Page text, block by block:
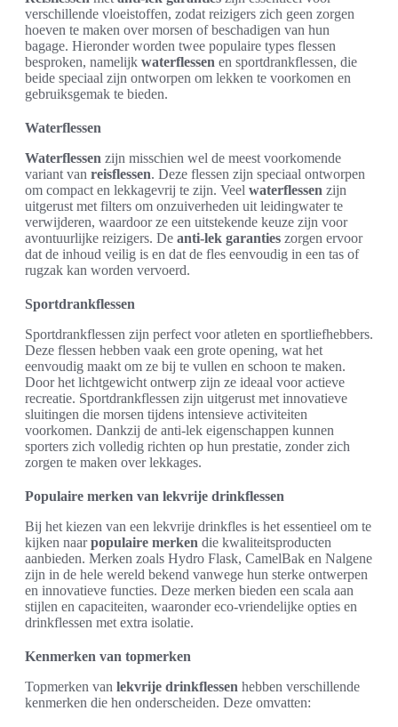
verschillende vloeistoffen, zodat reizigers zich geen zorgen
hoeven te maken over morsen of beschadigen van hun
bagage. Hieronder worden twee populaire types flessen
besproken, namelijk waterflessen en sportdrankflessen, die
beide speciaal zijn ontworpen om lekken te voorkomen en
gebruiksgemak te bieden.
Waterflessen
Waterflessen zijn misschien wel de meest voorkomende
variant van reisflessen. Deze flessen zijn speciaal ontworpen
om compact en lekkagevrij te zijn. Veel waterflessen zijn
uitgerust met filters om onzuiverheden uit leidingwater te
verwijderen, waardoor ze een uitstekende keuze zijn voor
avontuurlijke reizigers. De anti-lek garanties zorgen ervoor
dat de inhoud veilig is en dat de fles eenvoudig in een tas of
rugzak kan worden vervoerd.
Sportdrankflessen
Sportdrankflessen zijn perfect voor atleten en sportliefhebbers.
Deze flessen hebben vaak een grote opening, wat het
eenvoudig maakt om ze bij te vullen en schoon te maken.
Door het lichtgewicht ontwerp zijn ze ideaal voor actieve
recreatie. Sportdrankflessen zijn uitgerust met innovatieve
sluitingen die morsen tijdens intensieve activiteiten
voorkomen. Dankzij de anti-lek eigenschappen kunnen
sporters zich volledig richten op hun prestatie, zonder zich
zorgen te maken over lekkages.
Populaire merken van lekvrije drinkflessen
Bij het kiezen van een lekvrije drinkfles is het essentieel om te
kijken naarpopulaire merken die kwaliteitsproducten
aanbieden. Merken zoals Hydro Flask, CamelBak en Nalgene
zijn in de hele wereld bekend vanwege hun sterke ontwerpen
en innovatieve functies. Deze merken bieden een scala aan
stijlen en capaciteiten, waaronder eco-vriendelijke opties en
drinkflessen met extra isolatie.
Kenmerken van topmerken
Topmerken van lekvrije drinkflessen hebben verschillende
kenmerken die hen onderscheiden. Deze omvatten: